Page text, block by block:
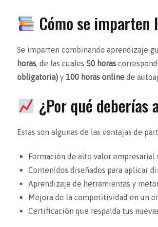
Cómo se
Se imparten combinando aprendizaje
horas, de las cuales 50 horas
obligatoria) y 100 horas online de
¿Por qué deberías
Estas son algunas de las ventajas de
Formación de alto valor empresarial
Contenidos diseñados para aplicar
Aprendizaje de herramientas y
Mejora de la competitividad en un
Certificación que respalda tus